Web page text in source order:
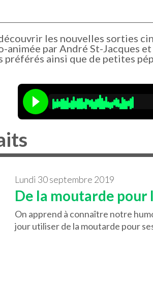
les nouvelles sorties
animée par André St-Jacques
préférés ainsi que de petites
lundi 30 septembre 2019
De la moutarde pour
On apprend à connaître notre
jour utiliser de la moutarde pour